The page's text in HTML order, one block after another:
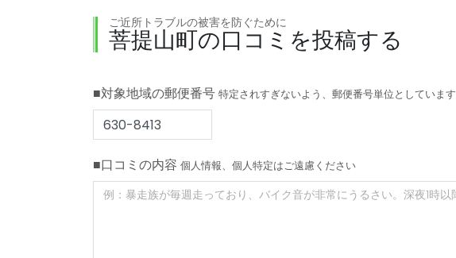
ご近所トラブルの被害を防ぐために
菩提山町の口コミを投稿する
■対象地域の郵便番号 特定されすぎないよう、郵便番号単位としています
■口コミの内容 個人情報、個人特定はご遠慮ください